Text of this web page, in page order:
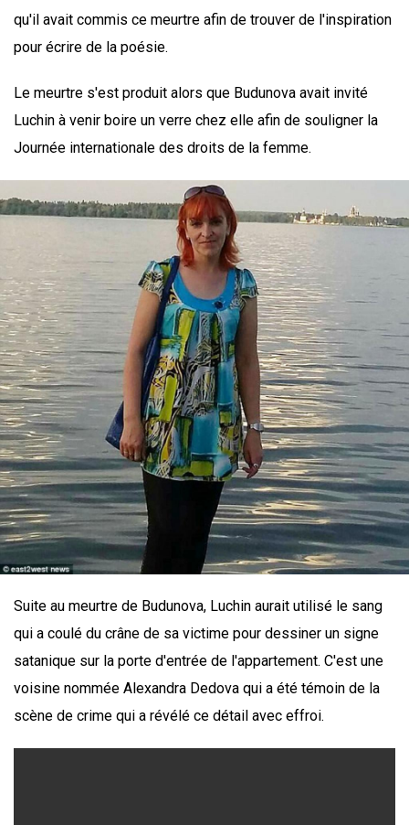
qu'il avait commis ce meurtre afin de trouver de l'inspiration
pour écrire de la poésie.
Le meurtre s'est produit alors que Budunova avait invité
Luchin à venir boire un verre chez elle afin de souligner la
Journée internationale des droits de la femme.
Suite au meurtre de Budunova, Luchin aurait utilisé le sang
qui a coulé du crâne de sa victime pour dessiner un signe
satanique sur la porte d'entrée de l'appartement. C'est une
voisine nommée Alexandra Dedova qui a été témoin de la
scène de crime qui a révélé ce détail avec effroi.